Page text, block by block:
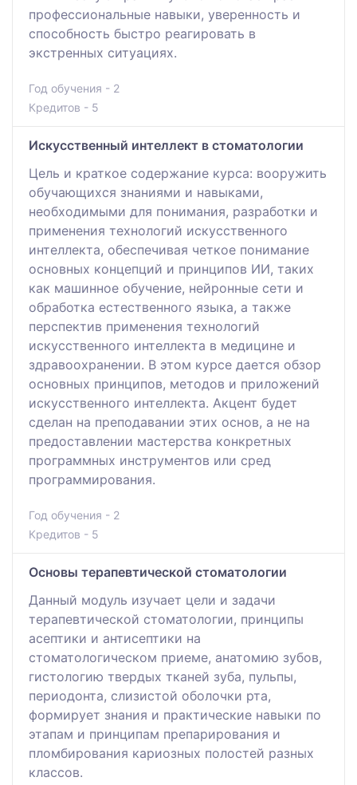
профессиональные навыки, уверенность и
способность быстро реагировать в
экстренных ситуациях.
Год обучения - 2
Кредитов - 5
Искусственный интеллект в стоматологии
Цель и краткое содержание курса: вооружить
обучающихся знаниями и навыками,
необходимыми для понимания, разработки и
применения технологий искусственного
интеллекта, обеспечивая четкое понимание
основных концепций и принципов ИИ, таких
как машинное обучение, нейронные сети и
обработка естественного языка, а также
перспектив применения технологий
искусственного интеллекта в медицине и
здравоохранении. В этом курсе дается обзор
основных принципов, методов и приложений
искусственного интеллекта. Акцент будет
сделан на преподавании этих основ, а не на
предоставлении мастерства конкретных
программных инструментов или сред
программирования.
Год обучения - 2
Кредитов - 5
Основы терапевтической стоматологии
Данный модуль изучает цели и задачи
терапевтической стоматологии, принципы
асептики и антисептики на
стоматологическом приеме, анатомию зубов,
гистологию твердых тканей зуба, пульпы,
периодонта, слизистой оболочки рта,
формирует знания и практические навыки по
этапам и принципам препарирования и
пломбирования кариозных полостей разных
классов.